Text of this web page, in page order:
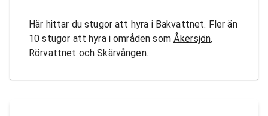
Här hittar du stugor att hyra i Bakvattnet. Fler än
10 stugor att hyra i områden som Åkersjön,
Rörvattnet ochSkärvången.